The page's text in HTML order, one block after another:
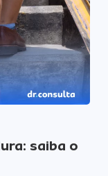
saiba o